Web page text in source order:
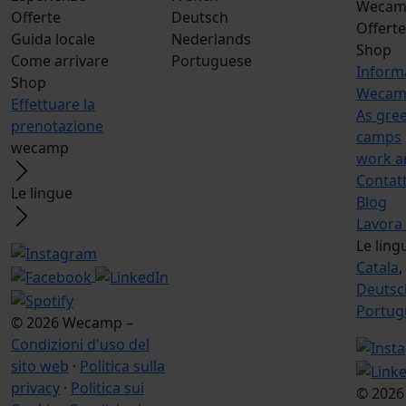
Offerte
Guida locale
Come arrivare
Shop
Effettuare la
prenotazione
wecamp
Le lingue
© 2026 Wecamp –
Condizioni d'uso del
sito web · Politica sulla
privacy · Politica sui
Deutsch
Nederlands
Portuguese
Offerte
Shop
As
camps
work
Blog
Le
Catala,
©